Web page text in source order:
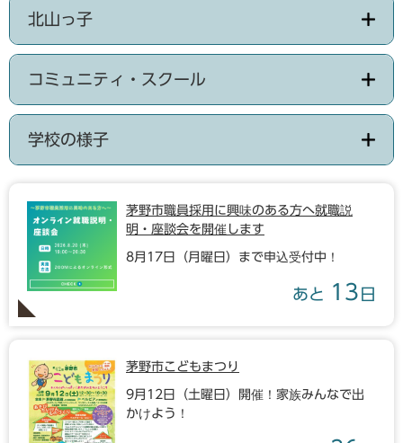
北山っ子
コミュニティ・スクール
学校の様子
茅野市職員採用に興味のある方へ就職説
明・座談会を開催します
8月17日（月曜日）まで申込受付中！
あと 13 日
茅野市こどもまつり
9月12日（土曜日）開催！家族みんなで出
かけよう！